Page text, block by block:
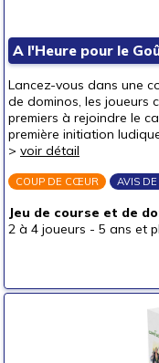
A l'Heure pour le
Lancez-vous dans une
de dominos, les joueurs
premiers à rejoindre le
première initiation
> voir détail
COUP DE CŒUR AVIS
Jeu de course et de
2 à 4 joueurs - 5 ans et